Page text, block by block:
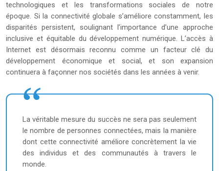
technologiques et les transformations sociales de notre
époque. Si la connectivité globale s’améliore constamment, les
disparités persistent, soulignant l’importance d’une approche
inclusive et équitable du développement numérique. L’accès à
Internet est désormais reconnu comme un facteur clé du
développement économique et social, et son expansion
continuera à façonner nos sociétés dans les années à venir.
La véritable mesure du succès ne sera pas seulement
le nombre de personnes connectées, mais la manière
dont cette connectivité améliore concrètement la vie
des individus et des communautés à travers le
monde.